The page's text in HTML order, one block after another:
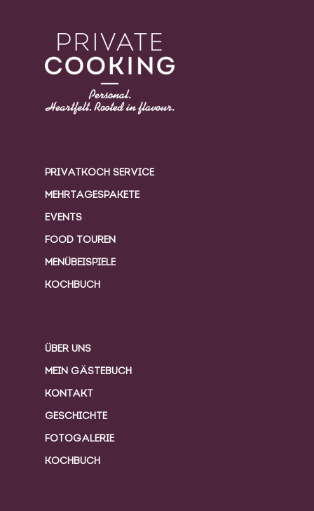
PRIVATKOCH SERVICE
MEHRTAGESPAKETE
EVENTS
FOOD TOUREN
MENÜBEISPIELE
KOCHBUCH
ÜBER UNS
MEIN GÄSTEBUCH
KONTAKT
GESCHICHTE
FOTOGALERIE
KOCHBUCH